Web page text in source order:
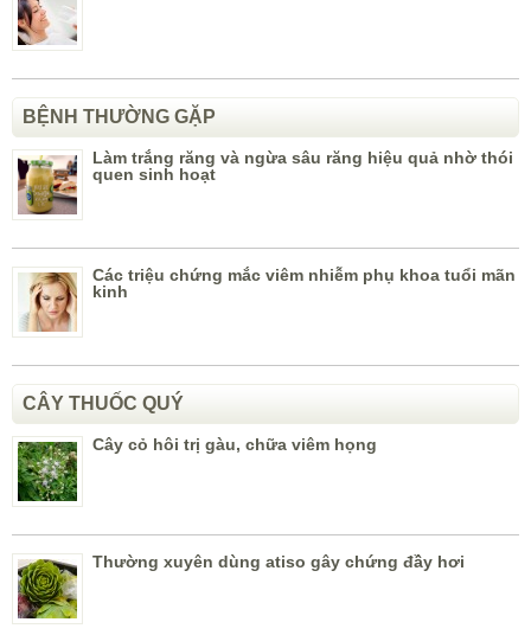
BỆNH THƯỜNG GẶP
Làm trắng răng và ngừa sâu răng hiệu quả nhờ thói
quen sinh hoạt
Các triệu chứng mắc viêm nhiễm phụ khoa tuổi mãn
kinh
CÂY THUỐC QUÝ
Cây cỏ hôi trị gàu, chữa viêm họng
Thường xuyên dùng atiso gây chứng đầy hơi